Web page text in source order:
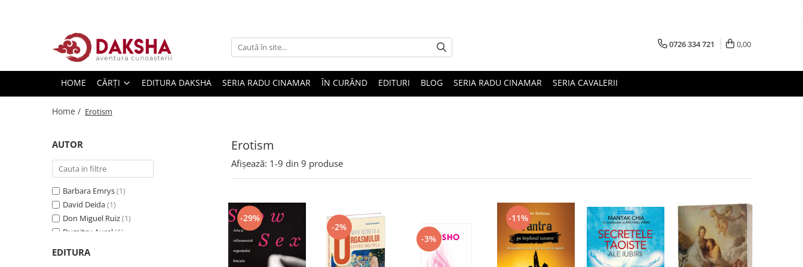
Editura Daksha
Seria Radu Cinamar
Spiritualitate
Extratereștrii
Transformare spirituală
0726 334 721 0,00
HOME CĂRȚI EDITURA DAKSHA SERIA RADU CINAMAR ÎN CURÂND EDITURI BLOG SERIA RADU CINAMAR SERIA CAVALERII
Home / Erotism
Erotism
AUTOR
Barbara Emrys(1)
David Deida(1)
Don Miguel Ruiz(1)
Dumitru Aurel (1)
Johann Wolfgang von Goethe
EDITURA
Afișează: 1-9 din 9 produse
-29%
-2%
-3%
-11%